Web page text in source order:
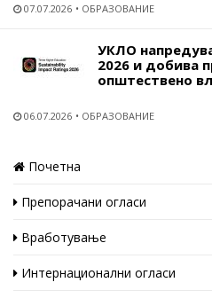
07.07.2026 ОБРАЗОВАНИЕ
УКЛО
2026 и добива
општествено
06.07.2026 ОБРАЗОВАНИЕ
Почетна
Препорачани огласи
Вработување
Интернационални огласи